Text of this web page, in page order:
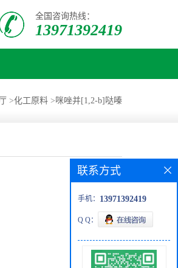
全国咨询热线：
13971392419
>化工原料 >咪唑并[1,2-b]哒嗪
联系方式
手机： 13971392419
Q Q：